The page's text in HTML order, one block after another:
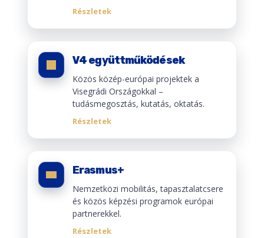
Részletek
V4 együttműködések
Közös közép-európai projektek a
Visegrádi Országokkal –
tudásmegosztás, kutatás, oktatás.
Részletek
Erasmus+
Nemzetközi mobilitás, tapasztalatcsere
és közös képzési programok európai
partnerekkel.
Részletek